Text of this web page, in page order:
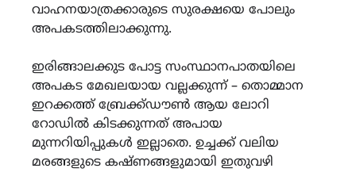
വാഹനയാത്രക്കാരുടെ സുരക്ഷയെ പോലും
അപകടത്തിലാക്കുന്നു.
ഇരിങ്ങാലക്കുട പോട്ട സംസ്ഥാനപാതയിലെ
അപകട മേഖലയായ വല്ലക്കുന്ന് – തൊമ്മാന
ഇറക്കത്ത് ബ്രേക്ക്ഡൗൺ ആയ ലോറി
റോഡിൽ കിടക്കുന്നത് അപായ
മുന്നറിയിപ്പുകൾ ഇല്ലാതെ. ഉച്ചക്ക് വലിയ
മരങ്ങളുടെ കഷ്ണങ്ങളുമായി ഇതുവഴി